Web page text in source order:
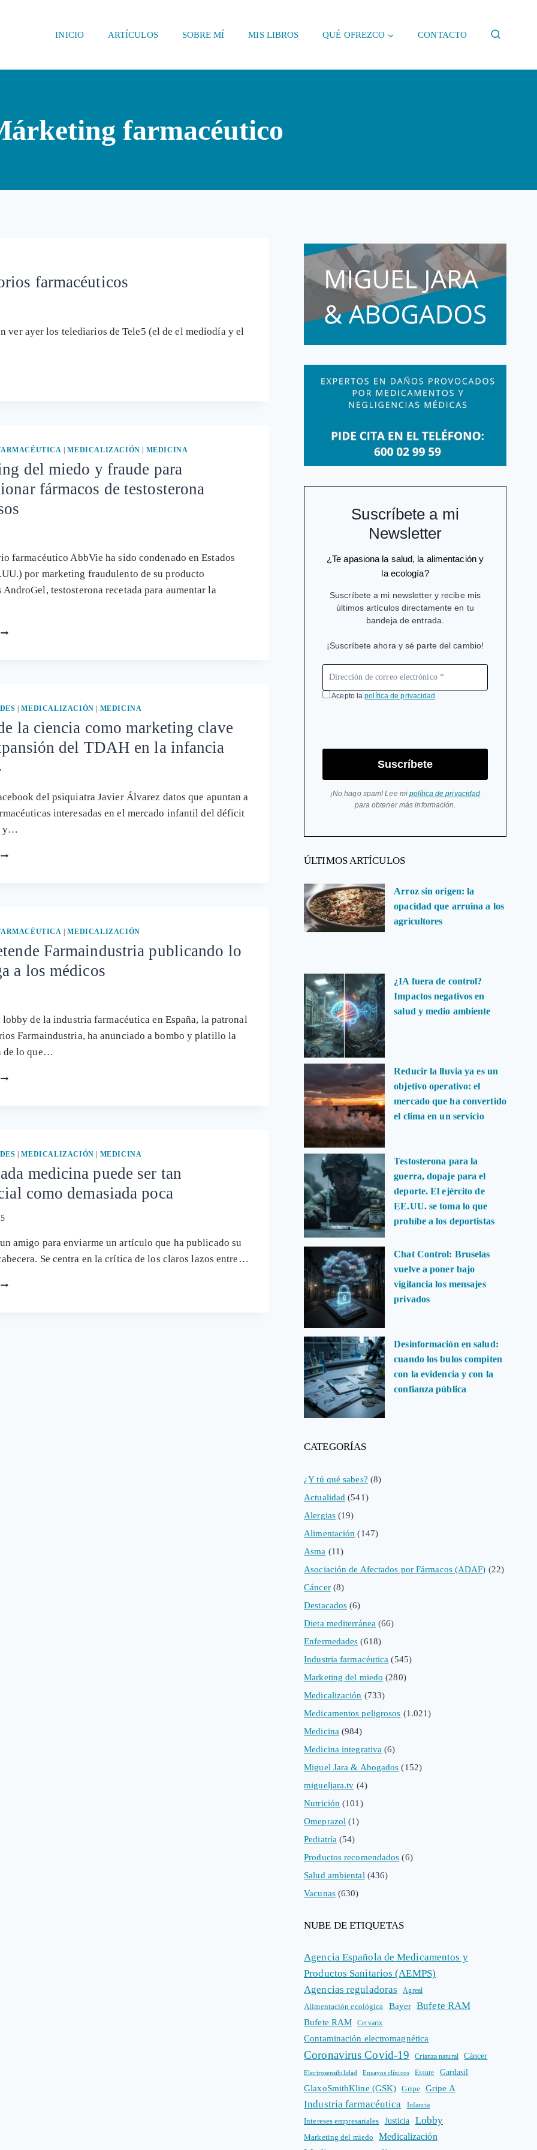
INICIO ARTÍCULOS SOBRE MÍ MIS LIBROS QUÉ OFREZCO CONTACTO
farmacéutico
farmacéuticos
ver ayer los telediarios de Tele5 (el de el mediodía y el
|MEDICALIZACIÓN | MEDICINA
del miedo y fraude para
fármacos de testosterona
farmacéutico AbbVie ha sido condenado en Estados
por marketing fraudulento de su producto
AndroGel, testosterona recetada para aumentar la
MÁRKETING
PELIGROSOS
|MEDICALIZACIÓN MEDICINA
la ciencia como marketing clave
del TDAH en la infancia
del psiquiatra Javier Álvarez datos que apuntan a
interesadas en el mercado infantil del déficit
y…
EL
|MEDICALIZACIÓN
Farmaindustria publicando lo
a los médicos
de la industria farmacéutica en España, la patronal
Farmaindustria, ha anunciado a bombo y platillo la
de lo que…
QUÉ
|MEDICALIZACIÓN MEDICINA
medicina puede ser tan
como demasiada poca
amigo para enviarme un artículo que ha publicado su
Se centra en la crítica de los claros lazos entre…
DEMASIADA
Suscríbete a mi
Newsletter
¿Te apasiona la salud, la alimentación y
la ecología?
Suscríbete a mi newsletter y recibe mis
últimos artículos directamente en tu
bandeja de entrada.
¡Suscríbete ahora y sé parte del cambio!
Acepto lapolítica de privacidad
Suscríbete
¡No hago spam! Lee mipolítica de privacidad
para obtener más información.
ÚLTIMOS ARTÍCULOS
Arroz sin origen: la
opacidad que arruina a los
agricultores
¿IA fuera de control?
Impactos negativos en
salud y medio ambiente
Reducir la lluvia ya es un
objetivo operativo: el
mercado que ha convertido
el clima en un servicio
Testosterona para la
guerra, dopaje para el
deporte. El ejército de
EE.UU. se toma lo que
prohíbe a los deportistas
Chat Control: Bruselas
vuelve a poner bajo
vigilancia los mensajes
privados
Desinformación en salud:
cuando los bulos compiten
con la evidencia y con la
confianza pública
CATEGORÍAS
¿Y tú qué sabes? (8)
Actualidad (541)
Alergias(19)
Alimentación (147)
Asma (11)
Asociación de Afectados por Fármacos (ADAF) (22)
Cáncer(8)
Destacados (6)
Dieta mediterránea (66)
Enfermedades (618)
Industria farmacéutica (545)
Marketing del miedo (280)
Medicalización (733)
Medicamentos peligrosos (1.021)
Medicina (984)
Medicina integrativa (6)
Miguel Jara & Abogados (152)
migueljara.tv (4)
Nutrición (101)
Omeprazol (1)
Pediatría (54)
Productos recomendados (6)
Salud ambiental (436)
Vacunas(630)
NUBE DE ETIQUETAS
Agencia Española de Medicamentos y
Productos Sanitarios (AEMPS)
Agencias reguladoras
Agreal
Alimentación ecológica Bayer Bufete RAM
Bufete RAM Cervarix
Contaminación electromagnética
Coronavirus Covid-19 Crianza natural Cáncer
Electrosensibilidad Ensayos clínicos Essure Gardasil
GlaxoSmithKline (GSK) Gripe Gripe A
Industria farmacéutica Infancia
Intereses empresariales Justicia Lobby
Marketing del miedo Medicalización